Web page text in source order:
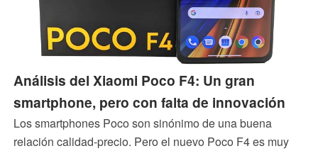
Análisis del Xiaomi Poco F4: Un gran
smartphone, pero con falta de innovación
Los smartphones Poco son sinónimo de una buena
relación calidad-precio. Pero el nuevo Poco F4 es muy